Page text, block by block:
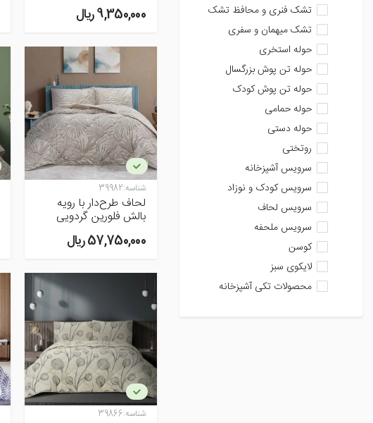
تشک فنری و محافظ تشک
تشک میهمان و سفری
حوله استخری
حوله تن پوش بزرگسال
حوله تن پوش کودک
حوله حمامی
حوله دستی
روتختی
سرویس آشپزخانه
سرویس کودک و نوزاد
سرویس لحاف
سرویس ملحفه
کوسن
لایکوی سبز
محصولات تکی آشپزخانه
9,350,000 ريال
شناسه:39982
لحاف طرح‌دار با رویه
بالش فلورین گردویی
57,750,000 ريال
شناسه:39866